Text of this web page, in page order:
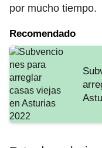
por mucho tiempo.
Recomendado